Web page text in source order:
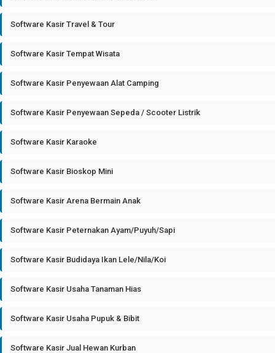
Software Kasir Travel & Tour
Software Kasir Tempat Wisata
Software Kasir Penyewaan Alat Camping
Software Kasir Penyewaan Sepeda / Scooter Listrik
Software Kasir Karaoke
Software Kasir Bioskop Mini
Software Kasir Arena Bermain Anak
Software Kasir Peternakan Ayam/Puyuh/Sapi
Software Kasir Budidaya Ikan Lele/Nila/Koi
Software Kasir Usaha Tanaman Hias
Software Kasir Usaha Pupuk & Bibit
Software Kasir Jual Hewan Kurban